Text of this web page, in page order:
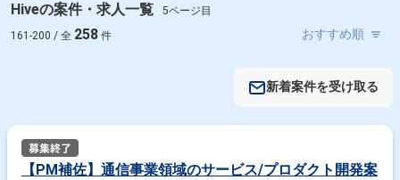
Hiveの案件・求人一覧
5ページ目
161-200 / 全 258 件
新着案件を受け取る
【PM補佐】通信事業領域のサービス/プロダクト開発案